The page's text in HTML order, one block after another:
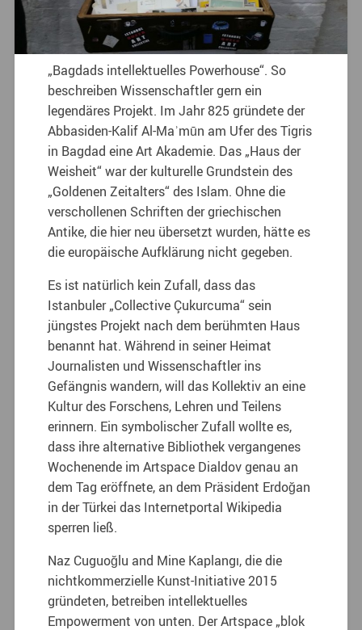
„Bagdads intellektuelles Powerhouse“. So
beschreiben Wissenschaftler gern ein
legendäres Projekt. Im Jahr 825 gründete der
Abbasiden-Kalif Al-Maʾmūn am Ufer des Tigris
in Bagdad eine Art Akademie. Das „Haus der
Weisheit“ war der kulturelle Grundstein des
„Goldenen Zeitalters“ des Islam. Ohne die
verschollenen Schriften der griechischen
Antike, die hier neu übersetzt wurden, hätte es
die europäische Aufklärung nicht gegeben.
Es ist natürlich kein Zufall, dass das
Istanbuler „Collective Çukurcuma“ sein
jüngstes Projekt nach dem berühmten Haus
benannt hat. Während in seiner Heimat
Journalisten und Wissenschaftler ins
Gefängnis wandern, will das Kollektiv an eine
Kultur des Forschens, Lehren und Teilens
erinnern. Ein symbolischer Zufall wollte es,
dass ihre alternative Bibliothek vergangenes
Wochenende im Artspace Dialdov genau an
dem Tag eröffnete, an dem Präsident Erdoğan
in der Türkei das Internetportal Wikipedia
sperren ließ.
Naz Cuguoğlu and Mine Kaplangı, die die
nichtkommerzielle Kunst-Initiative 2015
gründeten, betreiben intellektuelles
Empowerment von unten. Der Artspace „blok